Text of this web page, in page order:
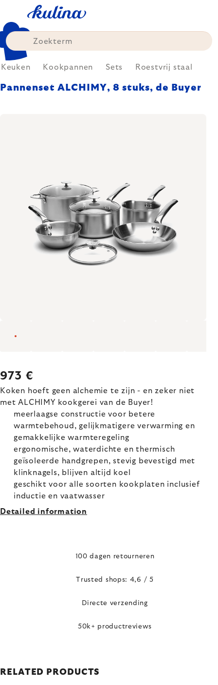
content
Keuken Kookpannen Sets Roestvrij staal
Pannenset ALCHIMY, 8 stuks, de Buyer
973 €
Koken hoeft geen alchemie te zijn - en zeker niet
met ALCHIMY kookgerei van de Buyer!
meerlaagse constructie voor betere
warmtebehoud, gelijkmatigere verwarming en
gemakkelijke warmteregeling
ergonomische, waterdichte en thermisch
geïsoleerde handgrepen, stevig bevestigd met
klinknagels, blijven altijd koel
geschikt voor alle soorten kookplaten inclusief
inductie en vaatwasser
Detailed information
100 dagen retourneren
Trusted shops: 4,6 / 5
Directe verzending
50k+ productreviews
RELATED PRODUCTS